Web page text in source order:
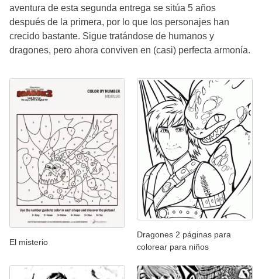
aventura de esta segunda entrega se sitúa 5 años
después de la primera, por lo que los personajes han
crecido bastante. Sigue tratándose de humanos y
dragones, pero ahora conviven en (casi) perfecta armonía.
El misterio
Dragones 2 páginas para
colorear para niños